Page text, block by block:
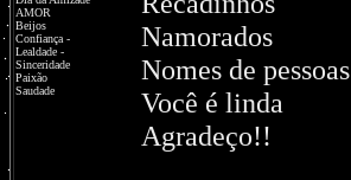
AMOR
Beijos
Confiança -
Lealdade -
Sinceridade
Paixão
Saudade
Namorados
Nomes de pessoas
Você é linda
Agradeço!!